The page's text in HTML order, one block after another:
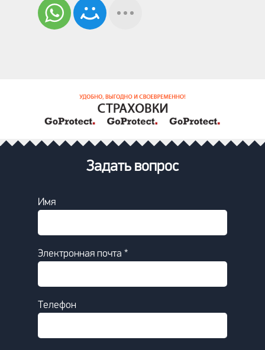
Задать вопрос
Имя
Электронная почта *
Телефон